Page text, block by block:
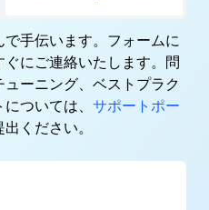
手伝います。フォームに
にご連絡いたします。問
ーニング、ベストプラク
ついては、 サポートポー
ください。